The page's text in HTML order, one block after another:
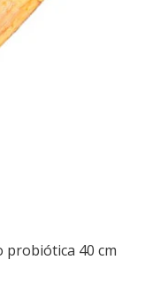
probiótica 40 cm